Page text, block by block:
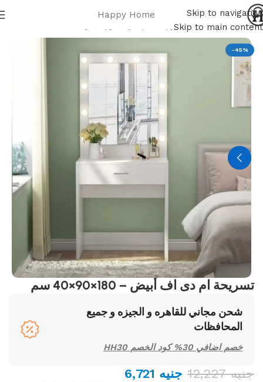
Skip to navigation
Skip to main content
Happy Home
Home أثاث غرف النوم
-45%
تسريحة ام دى اف أبيض – 180×90×40 سم
شحن مجاني للقاهره و الجيزه و جميع
المحافظات
خصم اضافي 30% كود الخصم HH30
جنيه12,227 جنيه